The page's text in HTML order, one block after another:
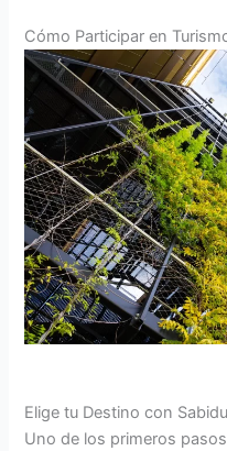
Cómo Participar en
Elige tu Destino con
Uno de los primeros